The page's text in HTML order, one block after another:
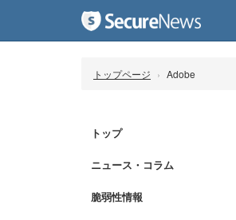
トップページ Adobe
トップ
ニュース・コラム
脆弱性情報